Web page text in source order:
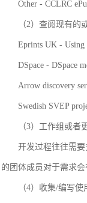
Other - CCLRC
（2）查阅现有
Eprints UK - Using
DSpace - DSpace
Arrow discovery
Swedish SVEP
（3）工作组或者
开发过程往往需
的团体成员对于需求
（4）收集/编写